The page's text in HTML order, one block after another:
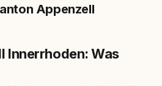
Appenzell
Innerrhoden: Was